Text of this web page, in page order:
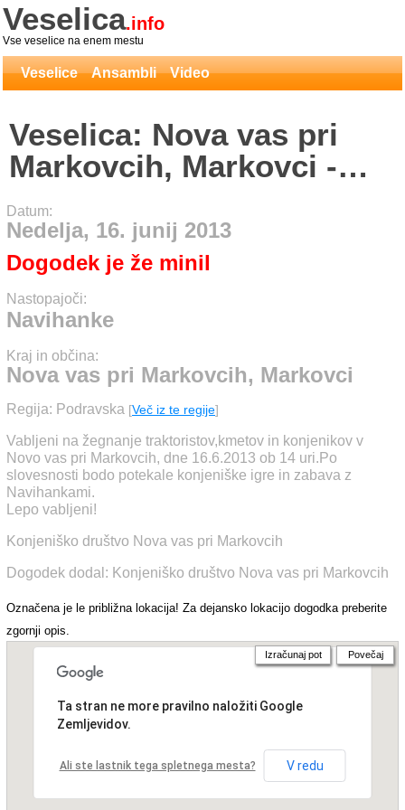
Veselica.info
Vse veselice na enem mestu
Veselice Ansambli Video
Veselica: Nova vas pri
Markovcih, Markovci -
Navihanke
Datum:
Nedelja, 16. junij 2013
Dogodek je že minil
Nastopajoči:
Navihanke
Kraj in občina:
Nova vas pri Markovcih, Markovci
Regija: Podravska [Več iz te regije]
Vabljeni na žegnanje traktoristov,kmetov in konjenikov v
Novo vas pri Markovcih, dne 16.6.2013 ob 14 uri.Po
slovesnosti bodo potekale konjeniške igre in zabava z
Navihankami.
Lepo vabljeni!
Konjeniško društvo Nova vas pri Markovcih
Dogodek dodal: Konjeniško društvo Nova vas pri Markovcih
Označena je le približna lokacija! Za dejansko lokacijo dogodka preberite
zgornji opis.
Ta stran ne more pravilno naložiti Google
Zemljevidov.
Ali ste lastnik tega spletnega mesta? V redu
Izračunaj pot Povečaj